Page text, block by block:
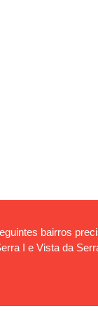
bairros
I e Vista da